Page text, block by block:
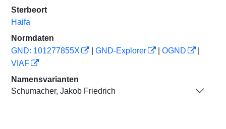
Sterbeort
Haifa
Normdaten
GND: 101277855X
GND-Explorer OGND
VIAF
Namensvarianten
Schumacher, Jakob Friedrich